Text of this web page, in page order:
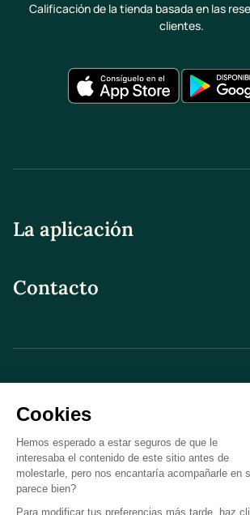
Calificación de la tienda basada en las
clientes.
La aplicación
Contacto